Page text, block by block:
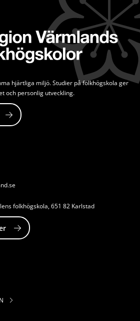
hjärtliga miljö. Studier på folkhögskola ger
och personlig utveckling.
folkhögskola, 651 82 Karlstad